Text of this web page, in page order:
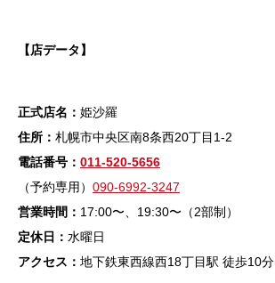
【店データ】
正式店名： 姫沙羅
住所： 札幌市中央区南8条西20丁目1-2
電話番号： 011-520-5656
（予約専用） 090-6992-3247
営業時間： 17:00〜、19:30〜（2部制）
定休日： 水曜日
アクセス： 地下鉄東西線西18丁目駅 徒歩10分